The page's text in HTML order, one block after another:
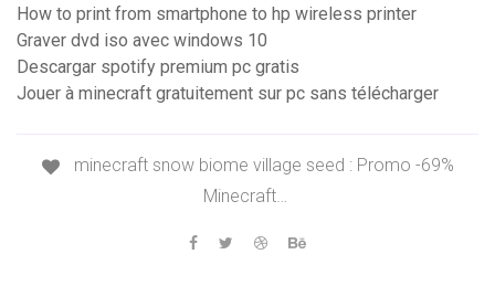
How to print from smartphone to hp wireless printer
Graver dvd iso avec windows 10
Descargar spotify premium pc gratis
Jouer à minecraft gratuitement sur pc sans télécharger
minecraft snow biome village seed : Promo -69%
Minecraft…